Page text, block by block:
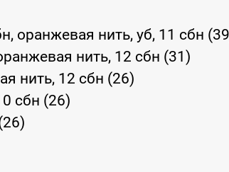
оранжевая нить, уб, 11 сбн
нить, 12 сбн (31)
нить, 12 сбн (26)
сбн (26)